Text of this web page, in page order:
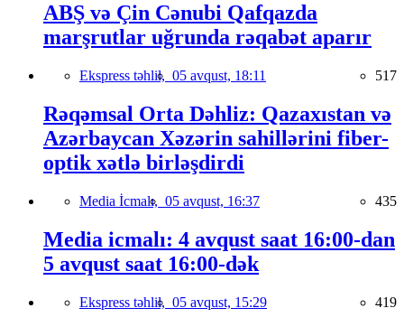
ABŞ və Çin Cənubi Qafqazda
marşrutlar uğrunda rəqabət aparır
Ekspress təhlil, 05 avqust, 18:11 517
Rəqəmsal Orta Dəhliz: Qazaxıstan və
Azərbaycan Xəzərin sahillərini fiber-
optik xətlə birləşdirdi
Media İcmalı, 05 avqust, 16:37 435
Media icmalı: 4 avqust saat 16:00-dan
5 avqust saat 16:00-dək
Ekspress təhlil, 05 avqust, 15:29 419